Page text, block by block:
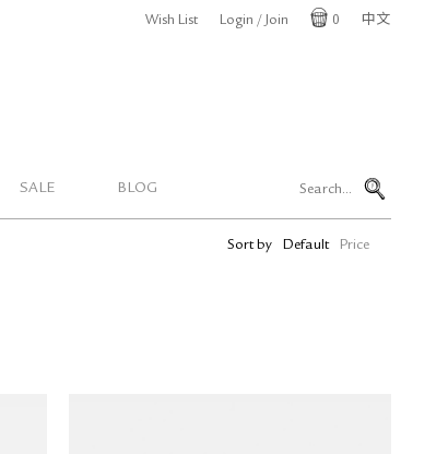
SALE BLOG
Wish List
Login / Join
0 中文
Sort by Default Price